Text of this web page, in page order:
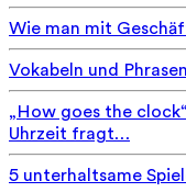
Wie man mit
Vokabeln und
„How goes the
Uhrzeit fragt…
5 unterhaltsame